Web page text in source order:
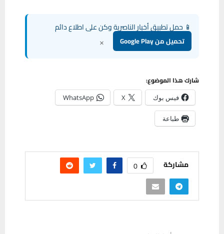
📱 حمل تطبيق أخبار الناصرية وكن على اطلاع دائم
تحميل من Google Play ×
شارك هذا الموضوع:
فيس بوك X
WhatsApp
طباعة
مشاركة 0